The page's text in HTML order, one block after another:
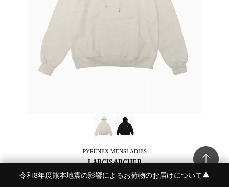
PYRENEXMENSLADIES
LARCIS ARCHER
¥ 28,600
令和8年度熊本地震の影響によるお荷物のお届けについて▼